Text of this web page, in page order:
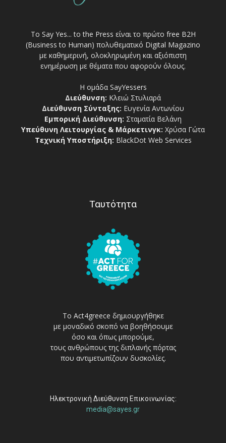
Το Say Yes... to the Press είναι το πρώτο free Β2Η
(Business to Human) πολυθεματικό Digital Magazino
με καθημερινή, ολοκληρωμένη και αξιόπιστη
ενημέρωση με θέματα που αφορούν όλους.
Η ομάδα SayYessers
Διεύθυνση: Κλειώ Στυλιαρά
Διεύθυνση Σύνταξης: Ευγενία Αντωνίου
Εμπορική Διεύθυνση: Σταματία Βελάνη
Υπεύθυνη Λειτουργίας & Μάρκετινγκ: Χρύσα Γώτα
Τεχνική Υποστήριξη: BlackDot Web Services
Ταυτότητα
Το Act4greece δημιουργήθηκε
με μοναδικό σκοπό να βοηθήσουμε
όσο και όπως μπορούμε,
τους ανθρώπους της διπλανής πόρτας
που αντιμετωπίζουν δυσκολίες.
Ηλεκτρονική Διεύθυνση Επικοινωνίας:
media@sayes.gr